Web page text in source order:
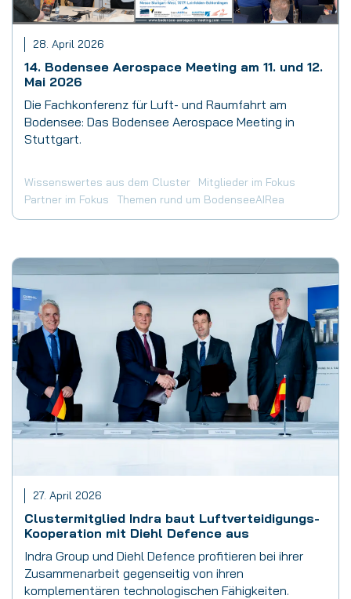
28. April 2026
14. Bodensee Aerospace Meeting am 11. und 12.
Mai 2026
Die Fachkonferenz für Luft- und Raumfahrt am
Bodensee: Das Bodensee Aerospace Meeting in
Stuttgart.
Wissenswertes aus dem Cluster
Mitglieder im Fokus
Partner im Fokus
Themen rund um BodenseeAIRea
27. April 2026
Clustermitglied Indra baut Luftverteidigungs-
Kooperation mit Diehl Defence aus
Indra Group und Diehl Defence profitieren bei ihrer
Zusammenarbeit gegenseitig von ihren
komplementären technologischen Fähigkeiten.